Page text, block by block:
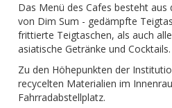
Das Menü des Cafes besteht aus
von Dim Sum - gedämpfte
frittierte Teigtaschen, als auch
asiatische Getränke und Cocktails.
Zu den Höhepunkten der
recycelten Materialien im
Fahrradabstellplatz.